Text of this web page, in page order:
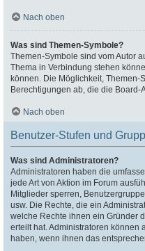
Nach oben
Was sind Themen-Symbole?
Themen-Symbole sind vom Autor
Thema in Verbindung stehen
können. Die Möglichkeit,
Berechtigungen ab, die die Board-
Nach oben
Benutzer-Stufen und
Was sind Administratoren?
Administratoren haben die
jede Art von Aktion im Forum
Mitglieder sperren,
usw. Die Rechte, die ein
welche Rechte ihnen ein Gründer
erteilt hat. Administratoren können
haben, wenn ihnen das